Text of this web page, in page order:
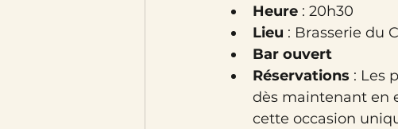
Heure : 20h30
Lieu : Brasserie du
Bar ouvert
Réservations : Les
dès maintenant en
cette occasion